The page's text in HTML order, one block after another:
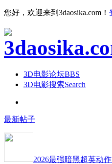
您好，欢迎来到3daosika.com！
3D电影论坛BBS
3D电影搜索Search
最新帖子
2026最强暗黑超英动